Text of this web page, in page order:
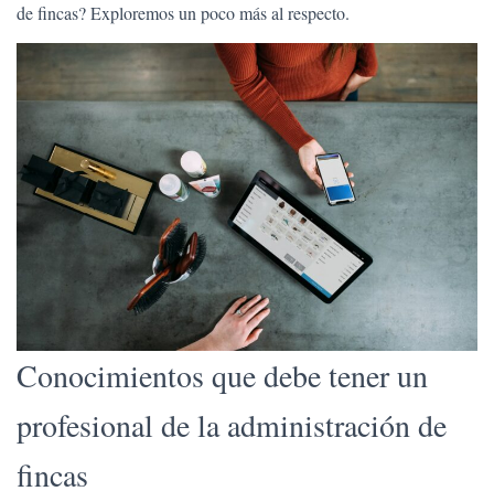
de fincas? Exploremos un poco más al respecto.
Conocimientos que debe tener un
profesional de la administración de
fincas